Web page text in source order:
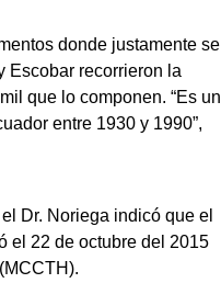
donde justamente se
Escobar recorrieron la
que lo componen. “Es un
entre 1930 y 1990”,
Dr. Noriega indicó que el
el 22 de octubre del 2015